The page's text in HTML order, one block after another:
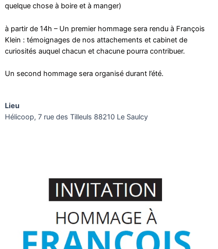
quelque chose à boire et à manger)
à partir de 14h – Un premier hommage sera rendu à François
Klein : témoignages de nos attachements et cabinet de
curiosités auquel chacun et chacune pourra contribuer.
Un second hommage sera organisé durant l’été.
Lieu
Hélicoop, 7 rue des Tilleuls 88210 Le Saulcy